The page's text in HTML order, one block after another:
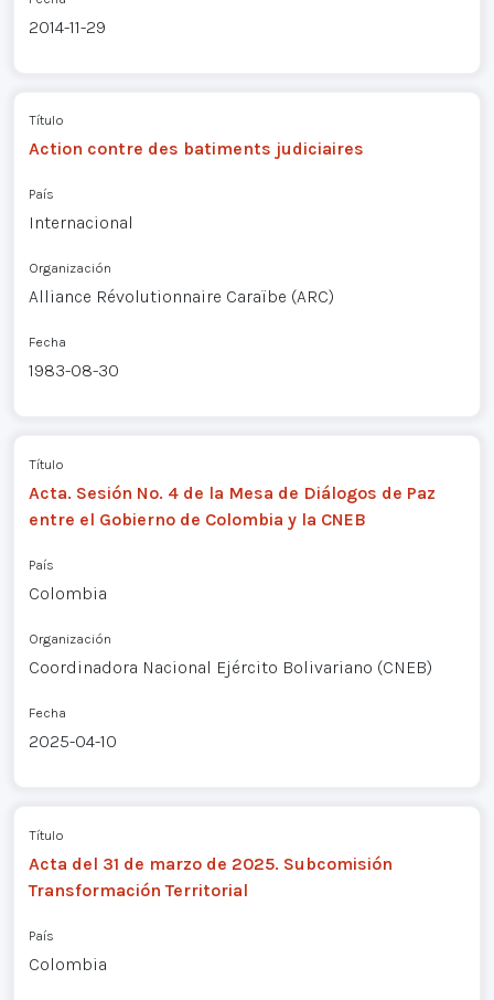
2014-11-29
Título
Action contre des batiments judiciaires
País
Internacional
Organización
Alliance Révolutionnaire Caraïbe (ARC)
Fecha
1983-08-30
Título
Acta. Sesión No. 4 de la Mesa de Diálogos de Paz
entre el Gobierno de Colombia y la CNEB
País
Colombia
Organización
Coordinadora Nacional Ejército Bolivariano (CNEB)
Fecha
2025-04-10
Título
Acta del 31 de marzo de 2025. Subcomisión
Transformación Territorial
País
Colombia